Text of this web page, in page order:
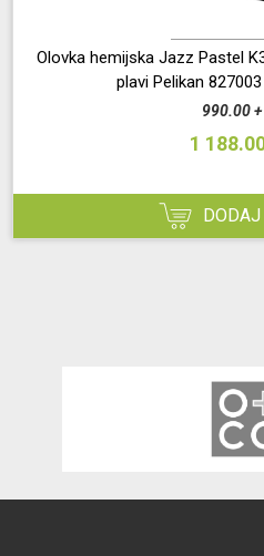
Olovka hemijska Jazz Pastel
plavi Pelikan
990.00 +
1
DODAJ